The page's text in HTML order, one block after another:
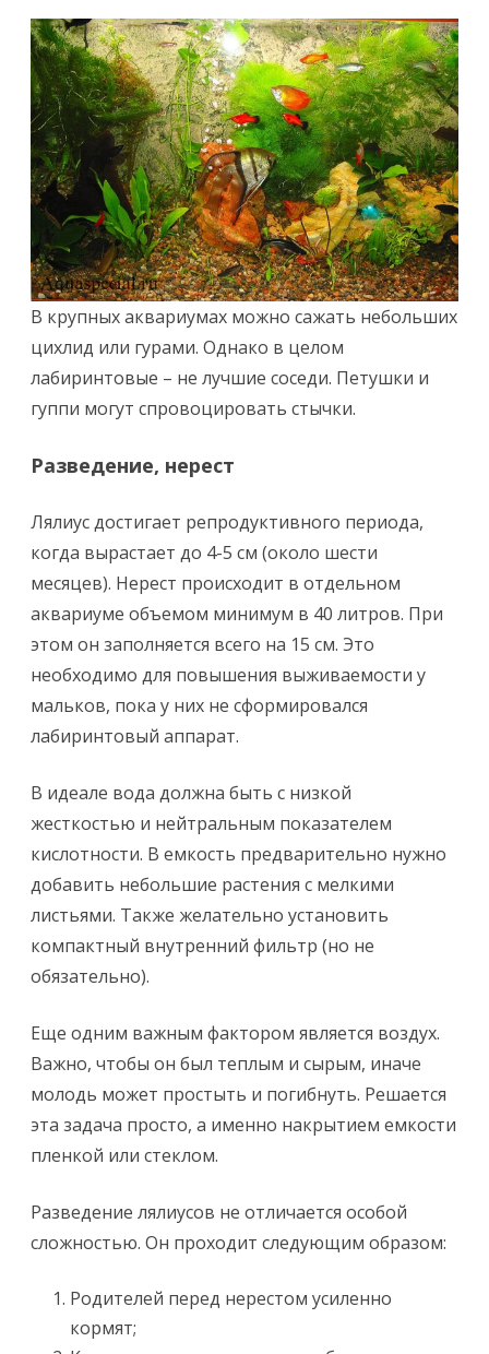
В крупных аквариумах можно сажать небольших
цихлид или гурами. Однако в целом
лабиринтовые – не лучшие соседи. Петушки и
гуппи могут спровоцировать стычки.
Разведение, нерест
Лялиус достигает репродуктивного периода,
когда вырастает до 4-5 см (около шести
месяцев). Нерест происходит в отдельном
аквариуме объемом минимум в 40 литров. При
этом он заполняется всего на 15 см. Это
необходимо для повышения выживаемости у
мальков, пока у них не сформировался
лабиринтовый аппарат.
В идеале вода должна быть с низкой
жесткостью и нейтральным показателем
кислотности. В емкость предварительно нужно
добавить небольшие растения с мелкими
листьями. Также желательно установить
компактный внутренний фильтр (но не
обязательно).
Еще одним важным фактором является воздух.
Важно, чтобы он был теплым и сырым, иначе
молодь может простыть и погибнуть. Решается
эта задача просто, а именно накрытием емкости
пленкой или стеклом.
Разведение лялиусов не отличается особой
сложностью. Он проходит следующим образом:
Родителей перед нерестом усиленно
кормят;